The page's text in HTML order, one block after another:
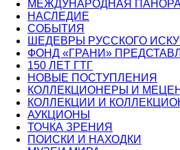
МЕЖДУНАРОДНАЯ
НАСЛЕДИЕ
СОБЫТИЯ
ШЕДЕВРЫ РУССКОГО
ФОНД «ГРАНИ»
150 ЛЕТ ГТГ
НОВЫЕ ПОСТУПЛЕНИЯ
КОЛЛЕКЦИОНЕРЫ И
КОЛЛЕКЦИИ И
АУКЦИОНЫ
ТОЧКА ЗРЕНИЯ
ПОИСКИ И НАХОДКИ